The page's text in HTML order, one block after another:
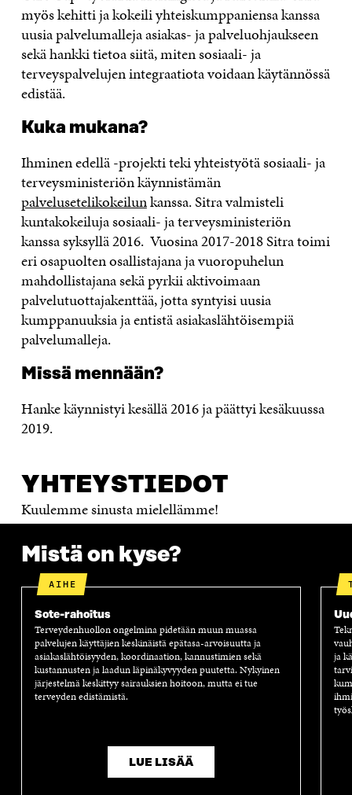
myös kehitti ja kokeili yhteiskumppaniensa kanssa
uusia palvelumalleja asiakas- ja palveluohjaukseen
sekä hankki tietoa siitä, miten sosiaali- ja
terveyspalvelujen integraatiota voidaan käytännössä
edistää.
Kuka mukana?
Ihminen edellä -projekti teki yhteistyötä sosiaali- ja
terveysministeriön käynnistämän
palvelusetelikokeilunkanssa. Sitra valmisteli
kuntakokeiluja sosiaali- ja terveysministeriön
kanssa syksyllä 2016. Vuosina 2017-2018 Sitra toimi
eri osapuolten osallistajana ja vuoropuhelun
mahdollistajana sekä pyrkii aktivoimaan
palvelutuottajakenttää, jotta syntyisi uusia
kumppanuuksia ja entistä asiakaslähtöisempiä
palvelumalleja.
Missä mennään?
Hanke käynnistyi kesällä 2016 ja päättyi kesäkuussa
2019.
YHTEYSTIEDOT
Kuulemme sinusta mielellämme!
Mistä on kyse?
AIHE
Sote-rahoitus
Terveydenhuollon ongelmina pidetään muun muassa
palvelujen käyttäjien keskinäistä epätasa-arvoisuutta ja
asiakaslähtöisyyden, koordinaation, kannustimien sekä
kustannusten ja laadun läpinäkyvyyden puutetta. Nykyinen
järjestelmä keskittyy sairauksien hoitoon, mutta ei tue
terveyden edistämistä.
LUE LISÄÄ
ja